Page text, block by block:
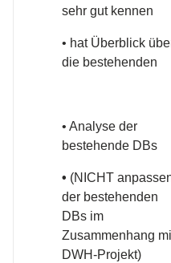
sehr gut kennen
• hat Überblick
die bestehenden
• Analyse der
bestehende DBs
• (NICHT
der bestehenden
DBs im
Zusammenhang
DWH-Projekt)